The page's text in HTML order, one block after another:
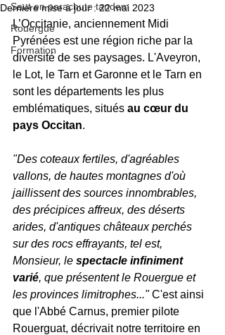
Saut en parachute tandem
Rouergue
Formation
Dernière mise à jour :22 mai 2023
L’Occitanie, anciennement Midi
Pyrénées est une région riche par la
diversité de ses paysages. L'Aveyron,
le Lot, le Tarn et Garonne et le Tarn en
sont les départements les plus
emblématiques, situés au cœur du
pays Occitan.
"Des coteaux fertiles, d'agréables
vallons, de hautes montagnes d'où
jaillissent des sources innombrables,
des précipices affreux, des déserts
arides, d'antiques châteaux perchés
sur des rocs effrayants, tel est,
Monsieur, le spectacle infiniment
varié, que présentent le Rouergue et
les provinces limitrophes..." C'est ainsi
que l'Abbé Carnus, premier pilote
Rouerguat, décrivait notre territoire en